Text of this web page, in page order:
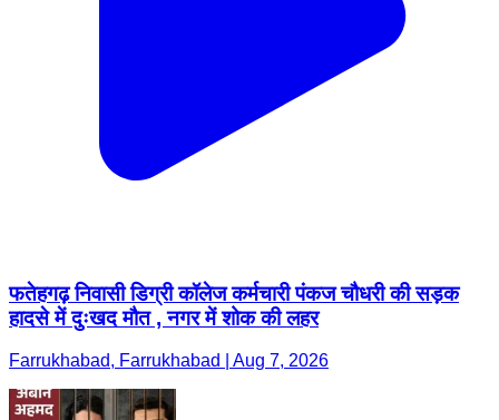
फतेहगढ़ निवासी डिग्री कॉलेज कर्मचारी पंकज चौधरी की सड़क
हादसे में दुःखद मौत , नगर में शोक की लहर
Farrukhabad, Farrukhabad | Aug 7, 2026